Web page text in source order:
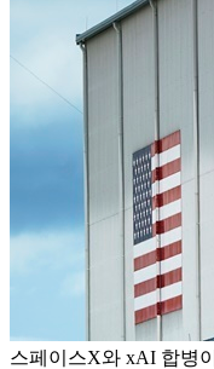
스페이스X와 xAI 합병